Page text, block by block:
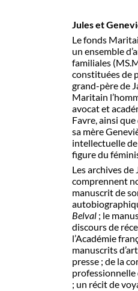
Jules et
Le fonds
un ensemble
familiales
constituées de
grand-père de
Maritain
avocat et
Favre, ainsi
sa mère
intellectuelle
figure du
Les archives de
comprennent
manuscrit de
Belval ; le
discours de
l’Académie
manuscrits
presse ; de la
; un récit de